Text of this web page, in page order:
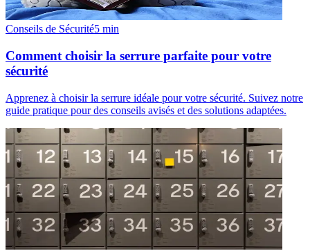
Conseils de Sécurité5 min
Comment choisir la serrure parfaite pour votre
sécurité
Apprenez à choisir la serrure idéale pour votre sécurité. Suivez notre
guide pratique pour des conseils avisés et des solutions adaptées.